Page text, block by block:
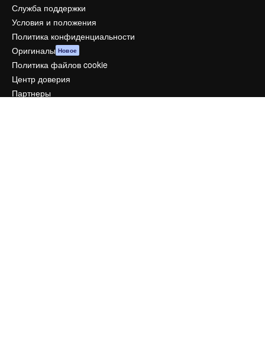
Служба поддержки
Условия и положения
Политика конфиденциальности
Оригиналы Новое
Политика файлов cookie
Центр доверия
Партнеры